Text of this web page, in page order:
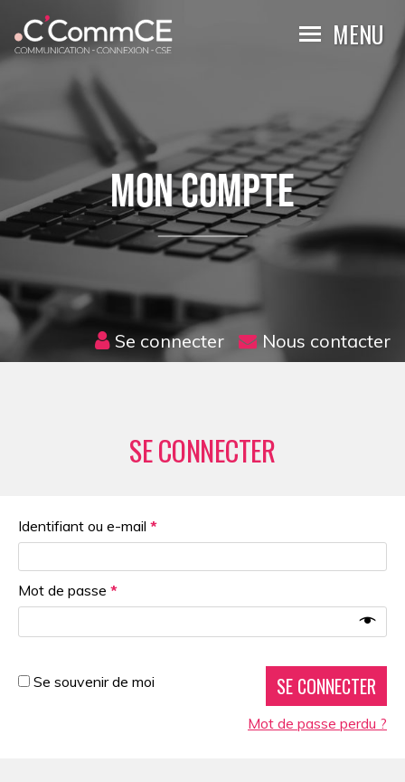
MENU
MON COMPTE
Se connecter Nous contacter
SE CONNECTER
Identifiant ou e-mail *
Mot de passe *
Se souvenir de moi SE CONNECTER
Mot de passe perdu ?